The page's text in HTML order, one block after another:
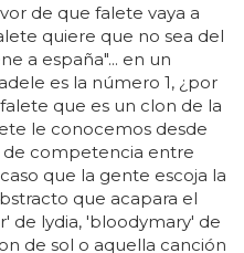
de que falete vaya a
quiere que no sea del
a españa"... en un
es la número 1, ¿por
que es un clon de la
le conocemos desde
de competencia entre
que la gente escoja la
que acapara el
de lydia, 'bloodymary' de
de sol o aquella canción